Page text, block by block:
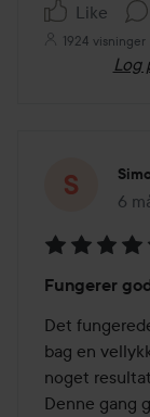
Like
1924 visninger
Log
6
5
ud
af
5
Fungerer
Det
bag en
noget
Denne gang